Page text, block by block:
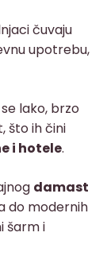
čuvaju
upotrebu,
lako, brzo
što ih čini
i hotele.
damast
do modernih
šarm i